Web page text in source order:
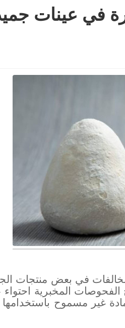
في عينات
في بعض منتجات
الفحوصات المخبرية احتواء
غير مسموح